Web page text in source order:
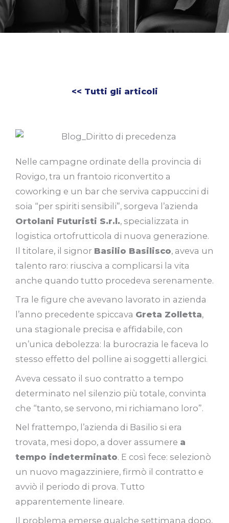
<< Tutti gli articoli
Nelle campagne ordinate della provincia di
Rovigo, tra un frantoio riconvertito a
coworking e un bar che serviva cappuccini di
soia “per spiriti sensibili”, sorgeva l’azienda
Ortolani Futuristi S.r.l., specializzata in
logistica ortofrutticola di nuova generazione.
Il titolare, il signor Basilio Basilisco, aveva un
talento raro: riusciva a complicarsi la vita
anche quando tutto procedeva serenamente.
Tra le figure che avevano lavorato in azienda
l’anno precedente spiccava Greta Zolletta,
una stagionale precisa e affidabile, con
un’unica debolezza: la burocrazia le faceva lo
stesso effetto del polline ai soggetti allergici.
Aveva cessato il suo contratto a tempo
determinato nel silenzio più totale, convinta
che “tanto, se servono, mi richiamano loro”.
Nel frattempo, l’azienda di Basilio si era
trovata, mesi dopo, a dover assumere a
tempo indeterminato. E così fece: selezionò
un nuovo magazziniere, firmò il contratto e
avviò il periodo di prova. Tutto
apparentemente lineare.
Il problema emerse qualche settimana dopo,